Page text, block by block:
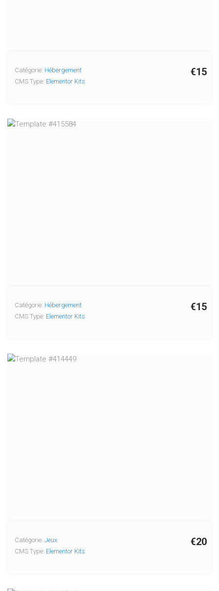
€15
Catégorie: Hébergement
CMS Type: Elementor Kits
€15
Catégorie: Hébergement
CMS Type: Elementor Kits
€20
Catégorie: Jeux
CMS Type: Elementor Kits